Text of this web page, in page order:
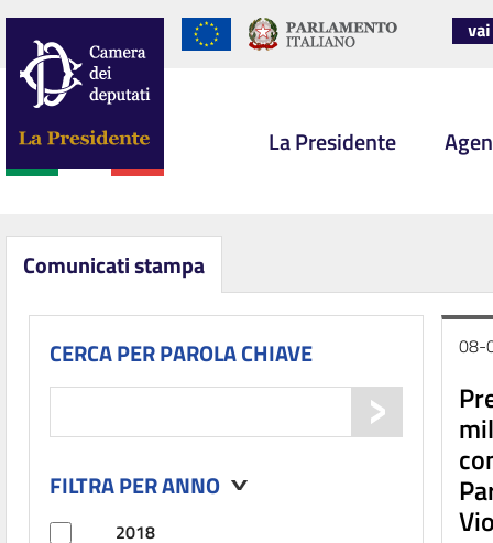
La Presidente
Comunicati stampa
CERCA PER PAROLA CHIAVE
FILTRA PER ANNO
2018
08-